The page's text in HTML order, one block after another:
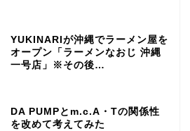
YUKINARIが沖縄でラーメン屋を
オープン「ラーメンなおじ 沖縄
一号店」※その後…
DA PUMPとm.c.A・Tの関係性
を改めて考えてみた